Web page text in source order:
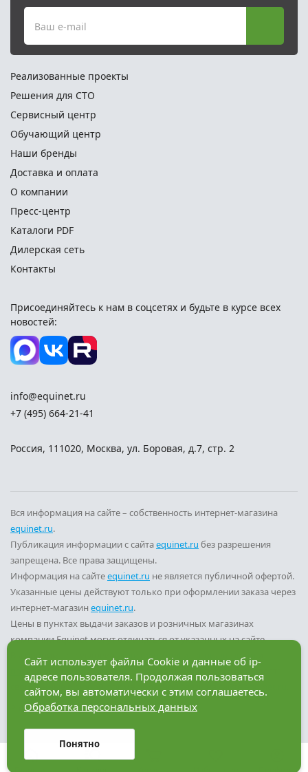
Ваш e-mail
Реализованные проекты
Решения для СТО
Сервисный центр
Обучающий центр
Наши бренды
Доставка и оплата
О компании
Пресс-центр
Каталоги PDF
Дилерская сеть
Контакты
Присоединяйтесь к нам в соцсетях и будьте в курсе всех
новостей:
info@equinet.ru
+7 (495) 664-21-41
Россия, 111020, Москва, ул. Боровая, д.7, стр. 2
Вся информация на сайте – собственность интернет-магазина
equinet.ru.
Публикация информации с сайтаequinet.ru без разрешения
запрещена. Все права защищены.
Информация на сайтеequinet.ru не является публичной офертой.
Указанные цены действуют только при оформлении заказа через
интернет-магазин equinet.ru.
Цены в пунктах выдачи заказов и розничных магазинах
компании Equinet могут отличаться от указанных на сайте.
Вы принимаете условия
политики конфиденциальности
пользовательского соглашения
каждый раз, когда оставляете
свои данные в любой форме обратной связи на сайте
Разработка сайта — компания «Факт»
Сайт использует файлы Cookie и данные об ip-
адресе пользователя. Продолжая пользоваться
сайтом, вы автоматически с этим соглашаетесь.
Обработка персональных данных
Понятно